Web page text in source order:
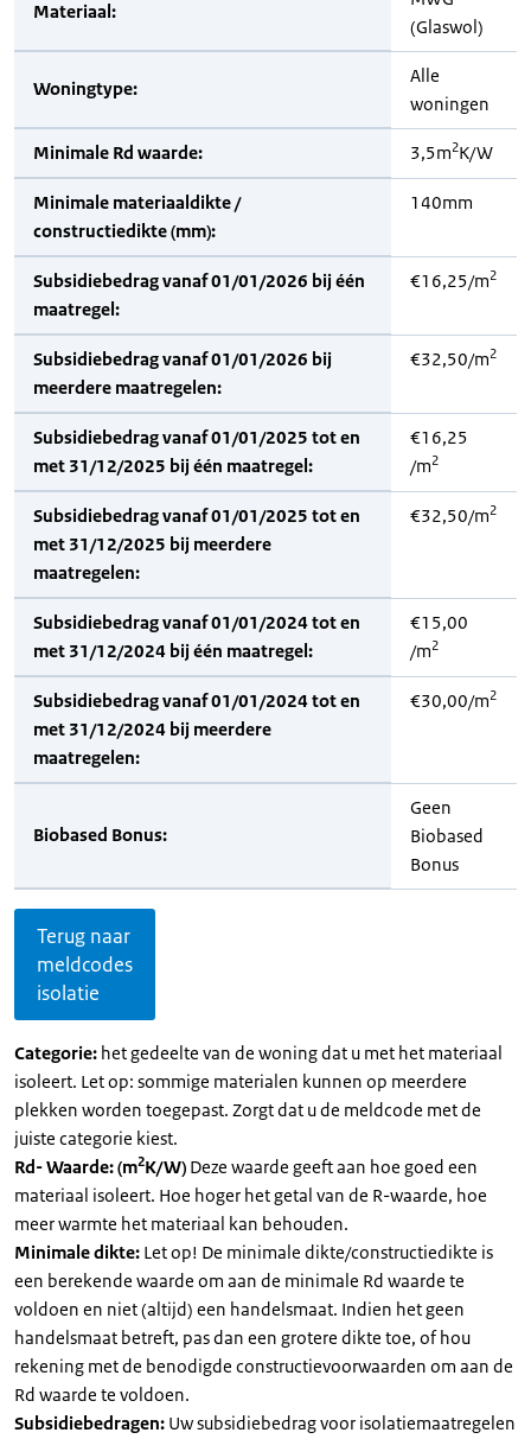
Materiaal:
(Glaswol)
Woningtype:
Alle
woningen
Minimale Rd waarde: 3,5m2K/W
Minimale materiaaldikte /
constructiedikte (mm):
140mm
Subsidiebedrag vanaf 01/01/2026 bij één
maatregel:
€16,25/m2
Subsidiebedrag vanaf 01/01/2026 bij
meerdere maatregelen:
€32,50/m2
Subsidiebedrag vanaf 01/01/2025 tot en
met 31/12/2025 bij één maatregel:
€16,25
/m2
Subsidiebedrag vanaf 01/01/2025 tot en
met 31/12/2025 bij meerdere
maatregelen:
€32,50/m2
Subsidiebedrag vanaf 01/01/2024 tot en
met 31/12/2024 bij één maatregel:
€15,00
/m2
Subsidiebedrag vanaf 01/01/2024 tot en
met 31/12/2024 bij meerdere
maatregelen:
€30,00/m2
Biobased Bonus:
Geen
Biobased
Bonus
Terug naar
meldcodes
isolatie
Categorie: het gedeelte van de woning dat u met het materiaal
isoleert. Let op: sommige materialen kunnen op meerdere
plekken worden toegepast. Zorgt dat u de meldcode met de
juiste categorie kiest.
Rd- Waarde: (m2K/W) Deze waarde geeft aan hoe goed een
materiaal isoleert. Hoe hoger het getal van de R-waarde, hoe
meer warmte het materiaal kan behouden.
Minimale dikte: Let op! De minimale dikte/constructiedikte is
een berekende waarde om aan de minimale Rd waarde te
voldoen en niet (altijd) een handelsmaat. Indien het geen
handelsmaat betreft, pas dan een grotere dikte toe, of hou
rekening met de benodigde constructievoorwaarden om aan de
Rd waarde te voldoen.
Subsidiebedragen: Uw subsidiebedrag voor isolatiemaatregelen